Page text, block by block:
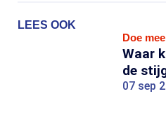
LEES OOK
Doe mee
Waar
de
07 sep